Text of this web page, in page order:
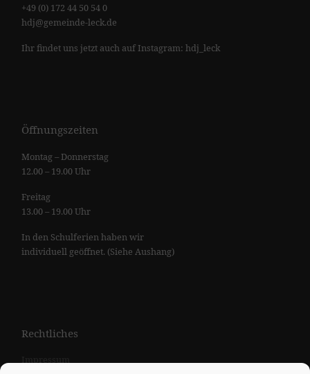
+49 (0) 172 44 50 54 0
hdj@gemeinde-leck.de
Ihr findet uns jetzt auch auf Instagram: hdj_leck
Öffnungszeiten
Montag – Donnerstag
12.00 – 19.00 Uhr
Freitag
13.00 – 19.00 Uhr
In den Schulferien haben wir
individuell geöffnet. (Siehe Aushang)
Rechtliches